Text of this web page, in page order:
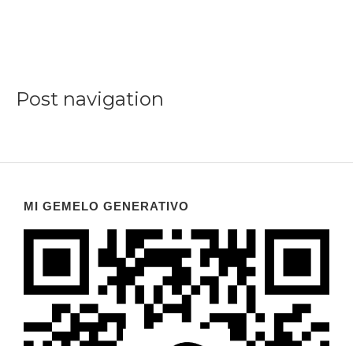
Post navigation
MI GEMELO GENERATIVO